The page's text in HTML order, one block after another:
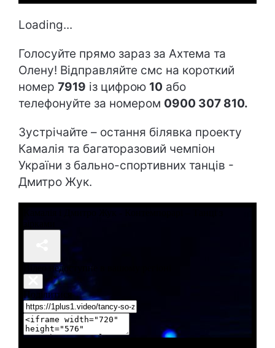
Loading...
Голосуйте прямо зараз за Ахтема та
Олену! Відправляйте смс на короткий
номер 7919 із цифрою 10 або
телефонуйте за номером 0900 307 810.
Зустрічайте – остання білявка проекту
Камалія та багаторазовий чемпіон
України з бально-спортивних танців -
Дмитро Жук.